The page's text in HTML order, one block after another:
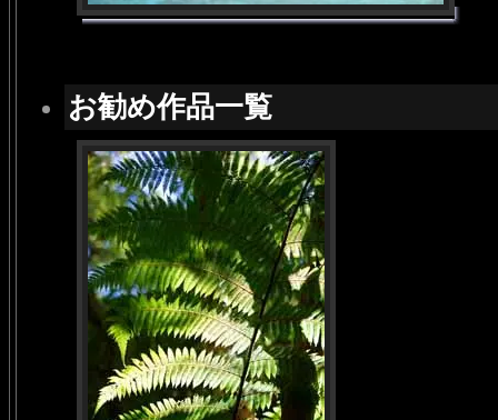
お勧め作品一覧